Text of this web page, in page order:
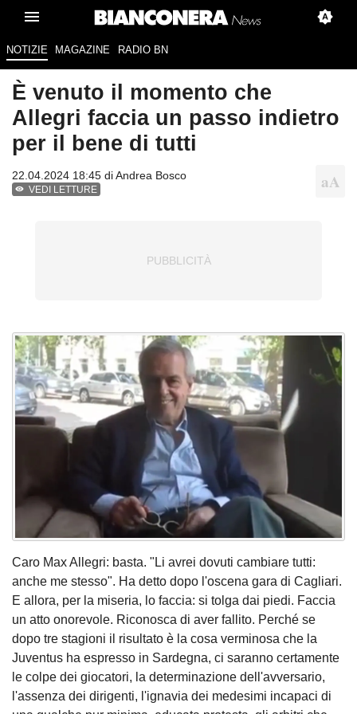
NOTIZIE MAGAZINE RADIO BN
È venuto il momento che
Allegri faccia un passo indietro
per il bene di tutti
22.04.2024 18:45 diAndrea Bosco
VEDI LETTURE
Caro Max Allegri: basta. "Li avrei dovuti cambiare tutti:
anche me stesso". Ha detto dopo l'oscena gara di Cagliari.
E allora, per la miseria, lo faccia: si tolga dai piedi. Faccia
un atto onorevole. Riconosca di aver fallito. Perché se
dopo tre stagioni il risultato è la cosa verminosa che la
Juventus ha espresso in Sardegna, ci saranno certamente
le colpe dei giocatori, la determinazione dell'avversario,
l'assenza dei dirigenti, l'ignavia dei medesimi incapaci di